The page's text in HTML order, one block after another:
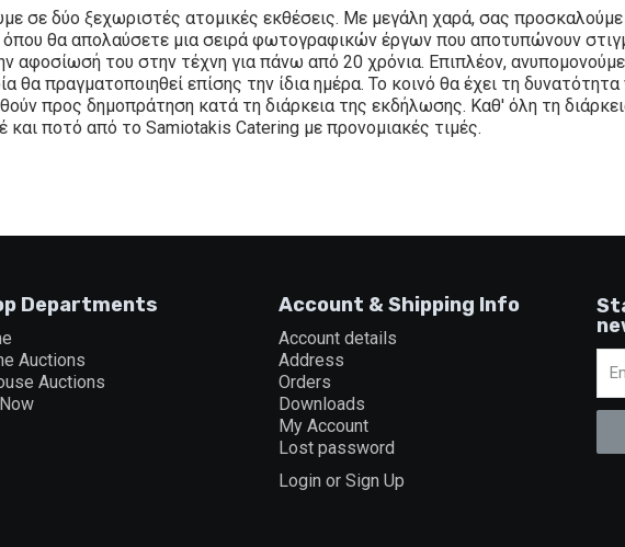
σε δύο ξεχωριστές ατομικές εκθέσεις. Με μεγάλη χαρά, σας
θα απολαύσετε μια σειρά φωτογραφικών έργων που αποτυπώνουν
αφοσίωσή του στην τέχνη για πάνω από 20 χρόνια. Επιπλέον,
θα πραγματοποιηθεί επίσης την ίδια ημέρα. Το κοινό θα έχει τη
προς δημοπράτηση κατά τη διάρκεια της εκδήλωσης. Καθ' όλη τη
ποτό από το Samiotakis Catering με προνομιακές τιμές.
Departments
Auctions
Auctions
Account & Shipping Info
Account details
Address
Orders
Downloads
My Account
Lost password
Login or Sign Up